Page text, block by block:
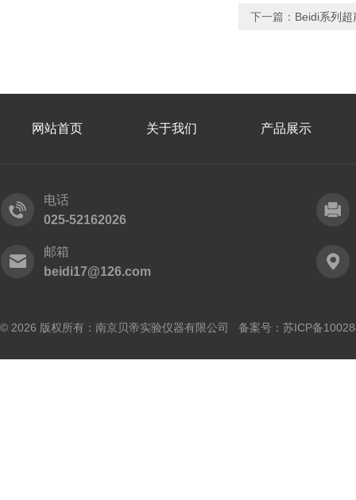
下一篇： Beidi系列
网站首页 关于我们 产品展示
电话
025-52162026
邮箱
beidi17@126.com
© 2026 版权所有：南京贝帝实验仪器有限公司 备案号： 苏ICP备